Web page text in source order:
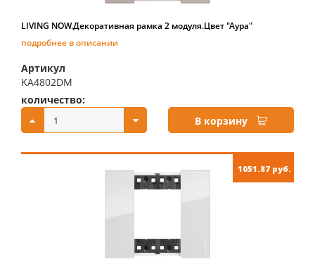
LIVING NOW.Декоративная рамка 2 модуля.Цвет "Аура"
подробнее в описании
Артикул
KA4802DM
количество:
В корзину
1051.87 руб.